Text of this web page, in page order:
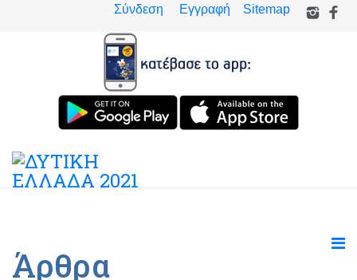
Σύνδεση Εγγραφή Sitemap
Άρθρα